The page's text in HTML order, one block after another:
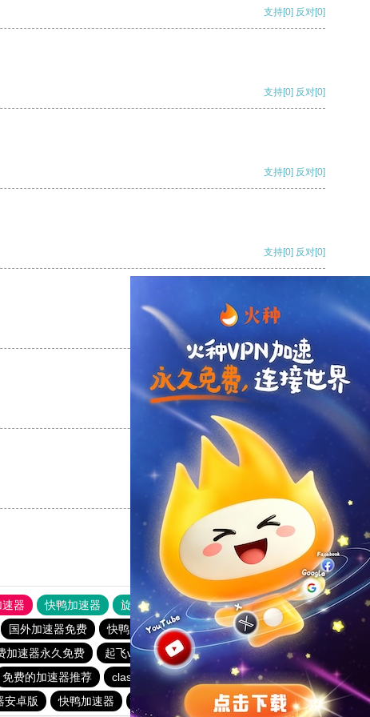
支持[0] 反对[0]
支持[0] 反对[0]
支持[0] 反对[0]
支持[0] 反对[0]
反对
反对[0]
速器 快鸭加速器 旋风加速度器 外网网址导航
软件中心
国外加速器免费 快鸭加速器
免费vqn加速
加速器永久免费 起飞vp官网
起飞加速器
免费的加速器推荐 clash付费节点
黑洞加速器最新版
安卓版 快鸭加速器 快鸭加速器app下载免费